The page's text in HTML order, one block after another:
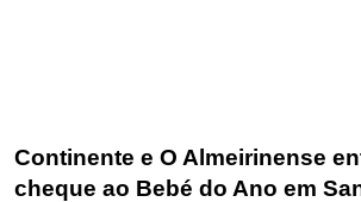
Continente e O Almeirinense
cheque ao Bebé do Ano em